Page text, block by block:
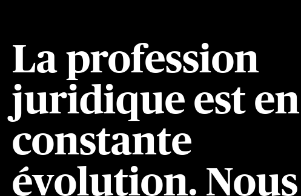
La profession
juridique est en
constante
évolution. Nous